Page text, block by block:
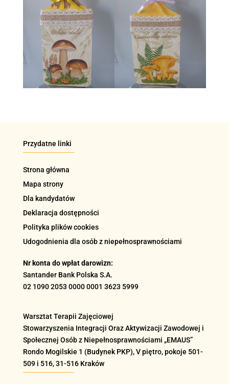
Przydatne linki
Strona główna
Mapa strony
Dla kandydatów
Deklaracja dostępności
Polityka plików cookies
Udogodnienia dla osób z niepełnosprawnościami
Nr konta do wpłat darowizn:
Santander Bank Polska S.A.
02 1090 2053 0000 0001 3623 5999
Warsztat Terapii Zajęciowej
Stowarzyszenia Integracji Oraz Aktywizacji Zawodowej i
Społecznej Osób z Niepełnosprawnościami „EMAUS”
Rondo Mogilskie 1 (Budynek PKP), V piętro, pokoje 501-
509 i 516, 31-516 Kraków